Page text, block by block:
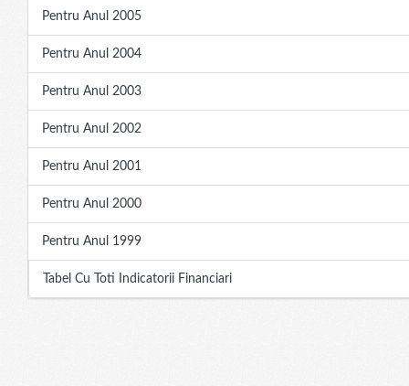
Pentru Anul 2005
Pentru Anul 2004
Pentru Anul 2003
Pentru Anul 2002
Pentru Anul 2001
Pentru Anul 2000
Pentru Anul 1999
Tabel Cu Toti Indicatorii Financiari